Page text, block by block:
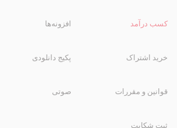
کسب درآمد
خرید اشتراک
قوانین و مقررات
ثبت شکایت
افزونه‌ها
پکیج دانلودی
صوتی